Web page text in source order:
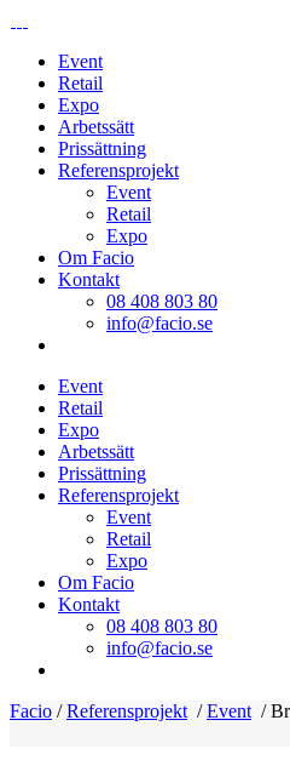
Event
Retail
Expo
Arbetssätt
Prissättning
Referensprojekt
Event
Retail
Expo
Om Facio
Kontakt
08 408 803 80
info@facio.se
Event
Retail
Expo
Arbetssätt
Prissättning
Referensprojekt
Event
Retail
Expo
Om Facio
Kontakt
08 408 803 80
info@facio.se
Facio /Referensprojekt /Event /